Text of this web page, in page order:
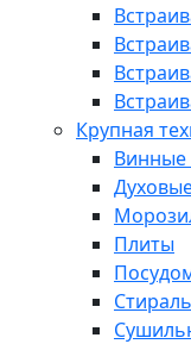
Крупная
Плиты